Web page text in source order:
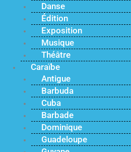
Danse
Édition
Exposition
Musique
Théâtre
Caraïbe
Antigue
Barbuda
Cuba
Barbade
Dominique
Guadeloupe